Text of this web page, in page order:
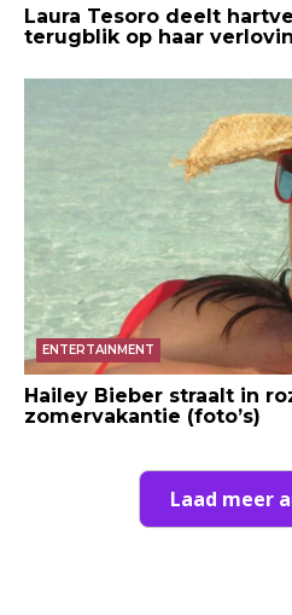
Laura Tesoro deelt
terugblik op haar
ENTERTAINMENT
Hailey Bieber straalt in
zomervakantie (foto’s)
Laad meer